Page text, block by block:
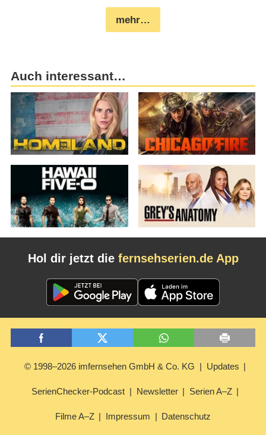
mehr…
Auch interessant…
Hol dir jetzt die fernsehserien.de App
© 1998–2026 imfernsehen GmbH & Co. KG Updates
SerienChecker-Podcast Newsletter Serien A–Z
Filme A–Z Impressum Datenschutz